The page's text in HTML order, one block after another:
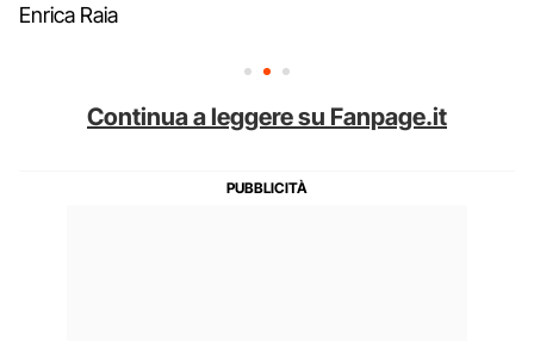
Enrica Raia
Continua a leggere su Fanpage.it